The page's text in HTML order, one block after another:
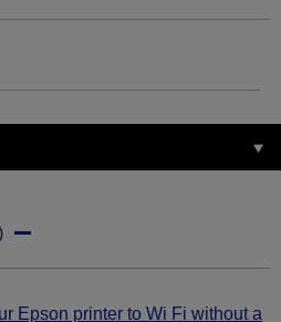
Epson printer to Wi Fi without a